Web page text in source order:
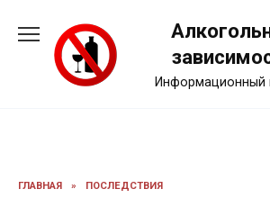
содержанию
Информационный
ГЛАВНАЯ » ПОСЛЕДСТВИЯ